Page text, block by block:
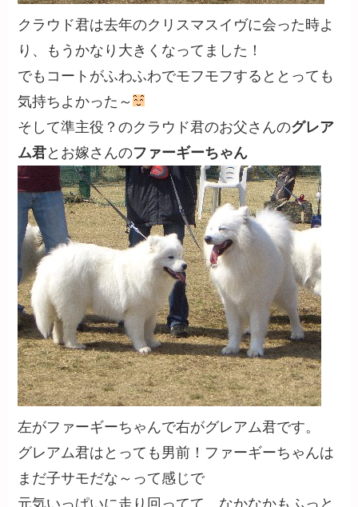
クラウド君は去年のクリスマスイヴに会った時よ
り、もうかなり大きくなってました！
でもコートがふわふわでモフモフするととっても
気持ちよかった～
そして準主役？のクラウド君のお父さんのグレア
ム君とお嫁さんのファーギーちゃん
左がファーギーちゃんで右がグレアム君です。
グレアム君はとっても男前！ファーギーちゃんは
まだ子サモだな～って感じで